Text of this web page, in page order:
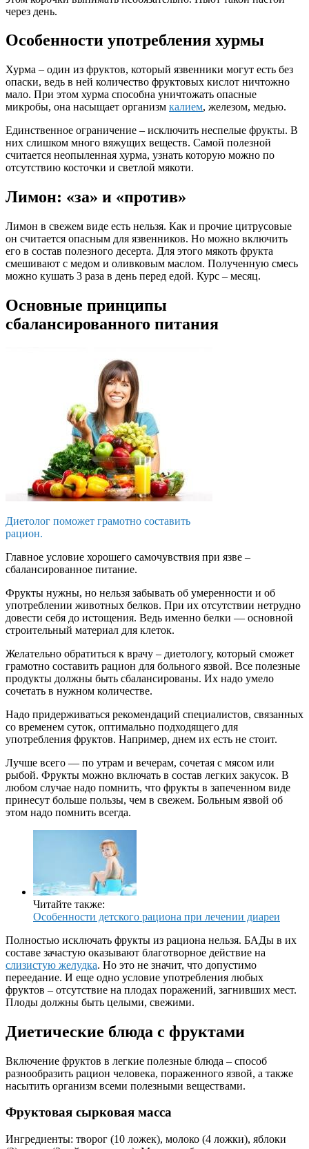
через день.
Особенности употребления хурмы
Хурма – один из фруктов, который язвенники могут есть без
опаски, ведь в ней количество фруктовых кислот ничтожно
мало. При этом хурма способна уничтожать опасные
микробы, она насыщает организм калием, железом, медью.
Единственное ограничение – исключить неспелые фрукты. В
них слишком много вяжущих веществ. Самой полезной
считается неопыленная хурма, узнать которую можно по
отсутствию косточки и светлой мякоти.
Лимон: «за» и «против»
Лимон в свежем виде есть нельзя. Как и прочие цитрусовые
он считается опасным для язвенников. Но можно включить
его в состав полезного десерта. Для этого мякоть фрукта
смешивают с медом и оливковым маслом. Полученную смесь
можно кушать 3 раза в день перед едой. Курс – месяц.
Основные принципы
сбалансированного питания
Диетолог поможет грамотно составить
рацион.
Главное условие хорошего самочувствия при язве –
сбалансированное питание.
Фрукты нужны, но нельзя забывать об умеренности и об
употреблении животных белков. При их отсутствии нетрудно
довести себя до истощения. Ведь именно белки — основной
строительный материал для клеток.
Желательно обратиться к врачу – диетологу, который сможет
грамотно составить рацион для больного язвой. Все полезные
продукты должны быть сбалансированы. Их надо умело
сочетать в нужном количестве.
Надо придерживаться рекомендаций специалистов, связанных
со временем суток, оптимально подходящего для
употребления фруктов. Например, днем их есть не стоит.
Лучше всего — по утрам и вечерам, сочетая с мясом или
рыбой. Фрукты можно включать в состав легких закусок. В
любом случае надо помнить, что фрукты в запеченном виде
принесут больше пользы, чем в свежем. Больным язвой об
этом надо помнить всегда.
Читайте также:
Особенности детского рациона при лечении диареи
Полностью исключать фрукты из рациона нельзя. БАДы в их
составе зачастую оказывают благотворное действие на
слизистую желудка. Но это не значит, что допустимо
переедание. И еще одно условие употребления любых
фруктов – отсутствие на плодах поражений, загнивших мест.
Плоды должны быть целыми, свежими.
Диетические блюда с фруктами
Включение фруктов в легкие полезные блюда – способ
разнообразить рацион человека, пораженного язвой, а также
насытить организм всеми полезными веществами.
Фруктовая сырковая масса
Ингредиенты: творог (10 ложек), молоко (4 ложки), яблоки